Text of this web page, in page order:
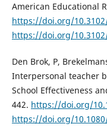
American Educational
https://doi.org/
https://doi.org/
Den Brok, P,
Interpersonal teacher
School Effectiveness
442. https://doi.org/
https://doi.org/